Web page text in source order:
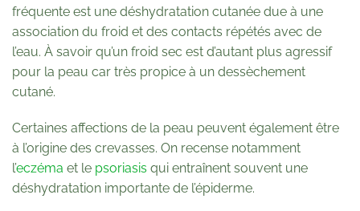
fréquente est une déshydratation cutanée due à une
association du froid et des contacts répétés avec de
l’eau. À savoir qu’un froid sec est d’autant plus agressif
pour la peau car très propice à un dessèchement
cutané.
Certaines affections de la peau peuvent également être
à l’origine des crevasses. On recense notamment
l’eczéma et le psoriasis qui entraînent souvent une
déshydratation importante de l’épiderme.